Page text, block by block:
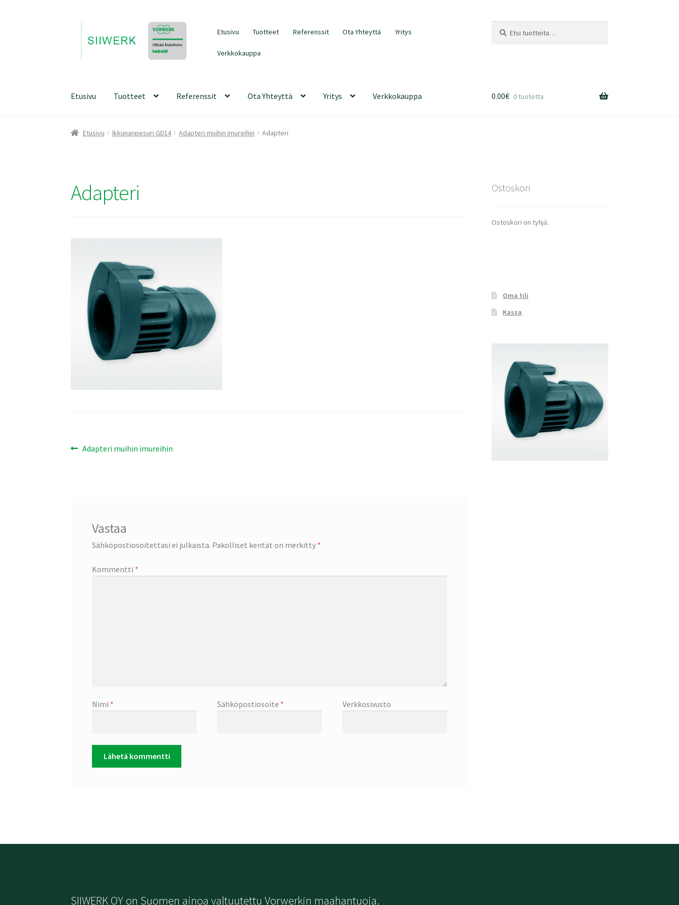
navigointiin
sisältöön
Etusivu Tuotteet Referenssit Ota Yhteyttä Yritys
Verkkokauppa
Etusivu Tuotteet Referenssit Ota Yhteyttä Yritys Verkkokauppa 0.00€ 0 tuotetta
Etusivu Ikkunanpesuri GD14 Adapteri muihin imureihin Adapteri
Adapteri
Artikkelien
Edellinen
Adapteri muihin imureihin
Vastaa
Sähköpostiosoitettasi ei julkaista. Pakolliset kentät on merkitty *
Kommentti *
Nimi * Sähköpostiosoite * Verkkosivusto
Ostoskori
Ostoskori on tyhjä.
Oma tili
Kassa
SIIWERK OY on Suomen ainoa valtuutettu Vorwerkin maahantuoja.